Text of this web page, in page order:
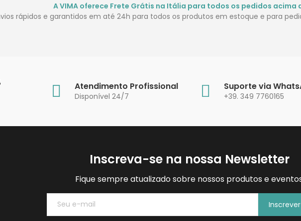
A VIMA oferece Frete Grátis na Itália para todos os pedidos acima
rápidos e garantidos em até 24h para todos os produtos em estoque e para
Atendimento Profissional
Disponível 24/7
Suporte via
+39. 349 7760165
Inscreva-se na nossa Newsletter
Fique sempre atualizado sobre nossos produtos e